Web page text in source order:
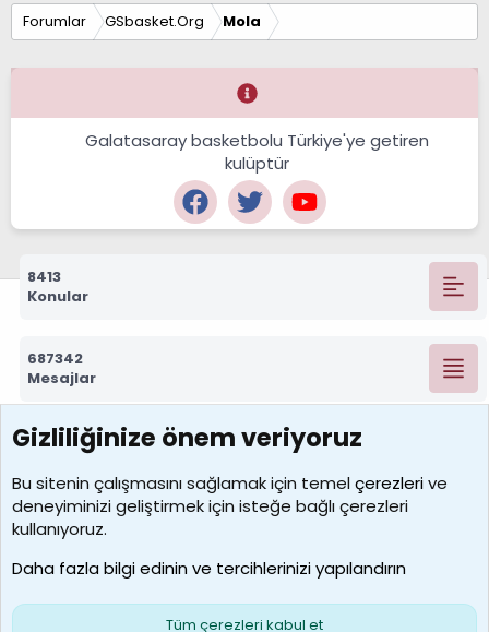
Forumlar GSbasket.Org Mola
Galatasaray basketbolu Türkiye'ye getiren
kulüptür
8413
Konular
687342
Mesajlar
7390
Kullanıcılar
MosesBrownHayranı
Son üye
Çerezler
S
Gizliliğinize önem veriyoruz
Bu sitenin çalışmasını sağlamak için temelçerezlerive
deneyiminizi geliştirmek için isteğe bağlı çerezleri
kullanıyoruz.
Daha fazla bilgi edinin ve tercihlerinizi yapılandırın
Tüm çerezleri kabul et